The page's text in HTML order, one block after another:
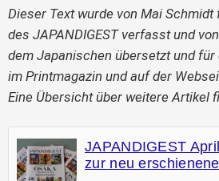
Dieser Text wurde von Mai
des JAPANDIGEST verfasst und
dem Japanischen übersetzt und
im Printmagazin und auf der
Eine Übersicht über weitere Artikel
JAPANDIGEST
zur neu